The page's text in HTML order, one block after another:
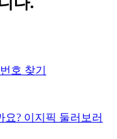
호 찾기